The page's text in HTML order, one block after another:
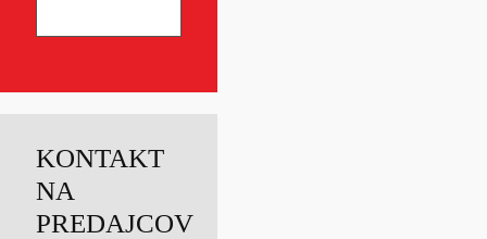
KONTAKT
NA
PREDAJCOV